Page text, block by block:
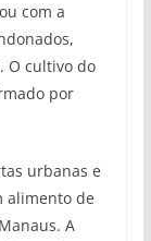
com a
O cultivo do
por
urbanas e
alimento de
A